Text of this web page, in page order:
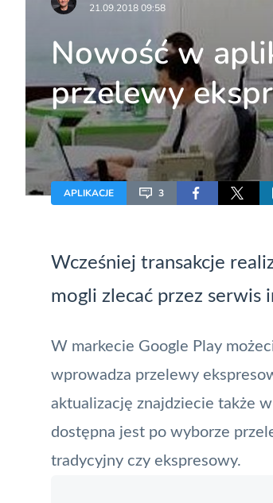
21.09.2018 09:58
Nowość w
przelewy
APLIKACJE 3
Wcześniej transakcje
mogli zlecać przez serwis
W markecie Google Play
wprowadza przelewy
aktualizację znajdziecie także
dostępna jest po wyborze
tradycyjny czy ekspresowy.